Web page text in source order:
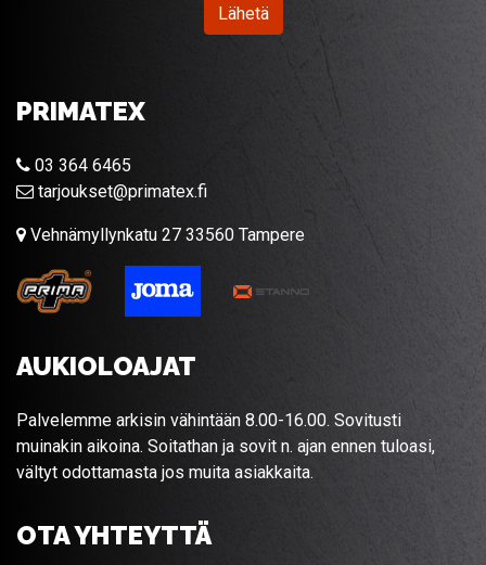
Lähetä
PRIMATEX
03 364 6465
tarjoukset@primatex.fi
Vehnämyllynkatu 27 33560 Tampere
AUKIOLOAJAT
Palvelemme arkisin vähintään 8.00-16.00. Sovitusti
muinakin aikoina. Soitathan ja sovit n. ajan ennen tuloasi,
vältyt odottamasta jos muita asiakkaita.
OTA YHTEYTTÄ